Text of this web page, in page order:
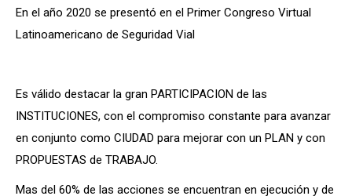
En el año 2020 se presentó en el Primer Congreso Virtual
Latinoamericano de Seguridad Vial
Es válido destacar la gran PARTICIPACION de las
INSTITUCIONES, con el compromiso constante para avanzar
en conjunto como CIUDAD para mejorar con un PLAN y con
PROPUESTAS de TRABAJO.
Mas del 60% de las acciones se encuentran en ejecución y de